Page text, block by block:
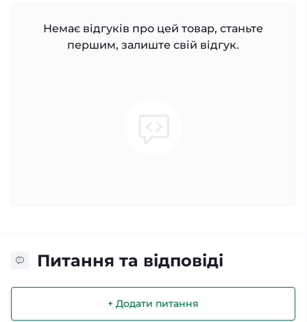
Немає відгуків про цей товар, станьте
першим, залиште свій відгук.
Питання та відповіді
+ Додати питання